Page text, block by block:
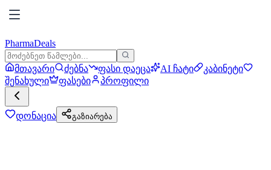
PharmaDeals
მთავარი ძებნა ფასი დაეცა AI ჩატი
კაბინეტი
შენახული
ფასები პროფილი
დონაცია გაზიარება